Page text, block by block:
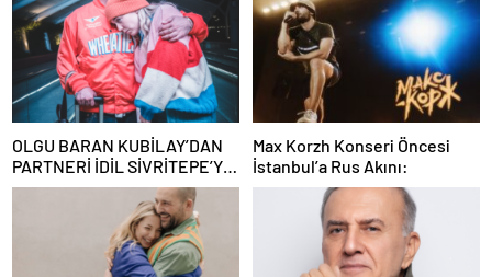
OLGU BARAN KUBİLAY’DAN
PARTNERİ İDİL SİVRİTEPE’YE
ÖVGÜ DOLU SÖZLER!
Max Korzh Konseri Öncesi
İstanbul’a Rus Akını: